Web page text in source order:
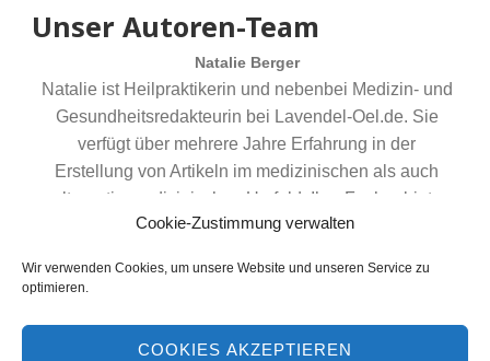
Cookie-Zustimmung verwalten
Wir verwenden Cookies, um unsere Website und unseren Service zu
optimieren.
COOKIES AKZEPTIEREN
Unser Autoren-Team
Natalie Berger
Natalie ist Heilpraktikerin und nebenbei Medizin- und
Gesundheitsredakteurin bei Lavendel-Oel.de. Sie
verfügt über mehrere Jahre Erfahrung in der
Erstellung von Artikeln im medizinischen als auch
alternativ-medizinischen Umfeld. Ihre Fachgebiete
sind insbesondere alternative Heilmethoden und